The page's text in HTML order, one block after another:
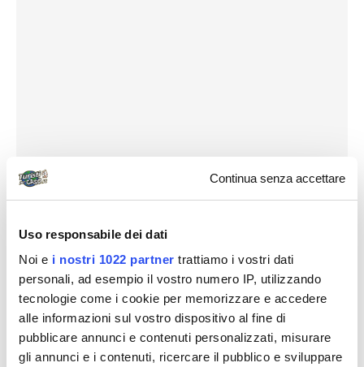
Continua senza accettare
Uso responsabile dei dati
Noi e i nostri 1022 partner trattiamo i vostri dati
personali, ad esempio il vostro numero IP, utilizzando
tecnologie come i cookie per memorizzare e accedere
alle informazioni sul vostro dispositivo al fine di
pubblicare annunci e contenuti personalizzati, misurare
gli annunci e i contenuti, ricercare il pubblico e sviluppare